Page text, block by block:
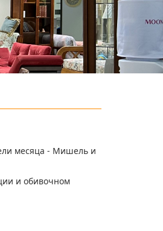
месяца - Мишель и
и обивочном